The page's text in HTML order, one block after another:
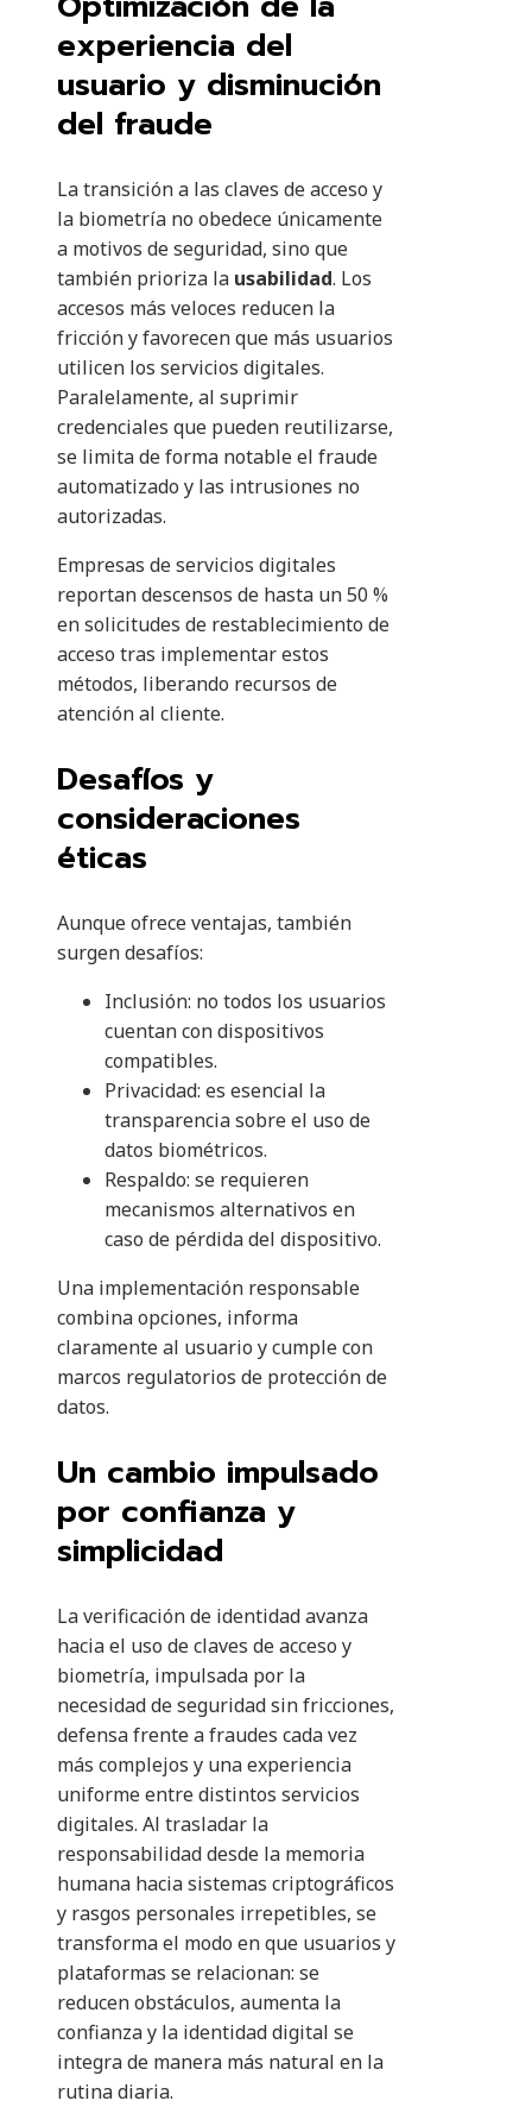
experiencia del
usuario y disminución
del fraude
La transición a las claves de acceso y
la biometría no obedece únicamente
a motivos de seguridad, sino que
también prioriza la usabilidad. Los
accesos más veloces reducen la
fricción y favorecen que más usuarios
utilicen los servicios digitales.
Paralelamente, al suprimir
credenciales que pueden reutilizarse,
se limita de forma notable el fraude
automatizado y las intrusiones no
autorizadas.
Empresas de servicios digitales
reportan descensos de hasta un 50 %
en solicitudes de restablecimiento de
acceso tras implementar estos
métodos, liberando recursos de
atención al cliente.
Desafíos y
consideraciones
éticas
Aunque ofrece ventajas, también
surgen desafíos:
Inclusión: no todos los usuarios
cuentan con dispositivos
compatibles.
Privacidad: es esencial la
transparencia sobre el uso de
datos biométricos.
Respaldo: se requieren
mecanismos alternativos en
caso de pérdida del dispositivo.
Una implementación responsable
combina opciones, informa
claramente al usuario y cumple con
marcos regulatorios de protección de
datos.
Un cambio impulsado
por confianza y
simplicidad
La verificación de identidad avanza
hacia el uso de claves de acceso y
biometría, impulsada por la
necesidad de seguridad sin fricciones,
defensa frente a fraudes cada vez
más complejos y una experiencia
uniforme entre distintos servicios
digitales. Al trasladar la
responsabilidad desde la memoria
humana hacia sistemas criptográficos
y rasgos personales irrepetibles, se
transforma el modo en que usuarios y
plataformas se relacionan: se
reducen obstáculos, aumenta la
confianza y la identidad digital se
integra de manera más natural en la
rutina diaria.